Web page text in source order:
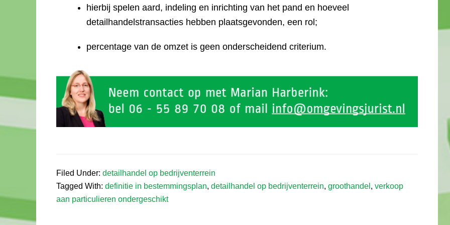
hierbij spelen aard, indeling en inrichting van het pand en hoeveel
detailhandelstransacties hebben plaatsgevonden, een rol;
percentage van de omzet is geen onderscheidend criterium.
Filed Under: detailhandel op bedrijventerrein
Tagged With: definitie in bestemmingsplan, detailhandel op bedrijventerrein, groothandel , verkoop
aan particulieren ondergeschikt